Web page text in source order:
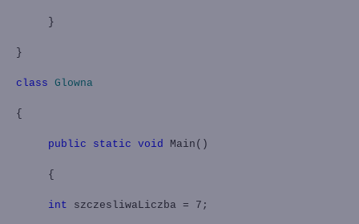
}
}
class Glowna
{
public static void Main ()
{
int szczesliwaLiczba = 7;